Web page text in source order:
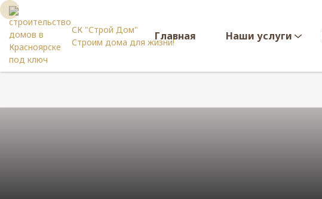
СК "Строй Дом"
Строим дома для жизни!Главная Наши услуги